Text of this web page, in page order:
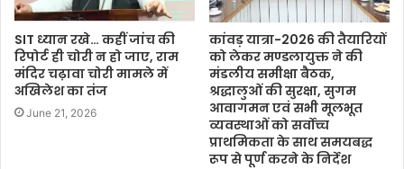
SIT ध्यान रखे… कहीं जांच की
रिपोर्ट ही चोरी न हो जाए, राम
मंदिर चढ़ावा चोरी मामले में
अखिलेश का तंज
June 21, 2026
कांवड़ यात्रा-2026 की तैयारियों
को लेकर मण्डलायुक्त ने की
मंडलीय समीक्षा बैठक,
श्रद्धालुओं की सुरक्षा, सुगम
आवागमन एवं सभी मूलभूत
व्यवस्थाओं को सर्वोच्च
प्राथमिकता के साथ समयबद्ध
रूप से पूर्ण करने के निर्देश